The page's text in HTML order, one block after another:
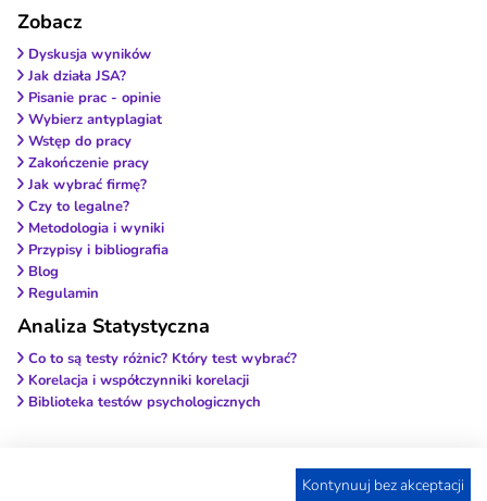
Zobacz
Dyskusja wyników
Jak działa JSA?
Pisanie prac - opinie
Wybierz antyplagiat
Wstęp do pracy
Zakończenie pracy
Jak wybrać firmę?
Czy to legalne?
Metodologia i wyniki
Przypisy i bibliografia
Blog
Regulamin
Analiza Statystyczna
Co to są testy różnic? Który test wybrać?
Korelacja i współczynniki korelacji
Biblioteka testów psychologicznych
Kontynuuj bez akceptacji